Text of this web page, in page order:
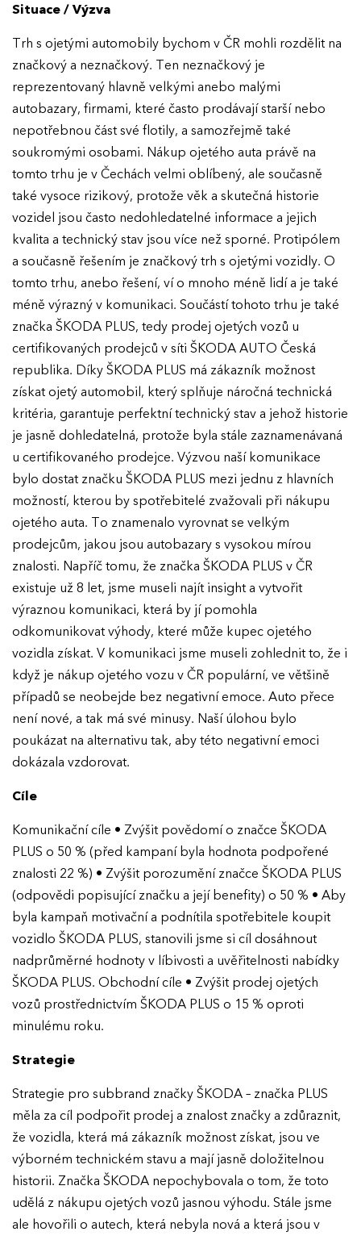
Situace / Výzva
Trh s ojetými automobily bychom v ČR mohli rozdělit na
značkový a neznačkový. Ten neznačkový je
reprezentovaný hlavně velkými anebo malými
autobazary, firmami, které často prodávají starší nebo
nepotřebnou část své flotily, a samozřejmě také
soukromými osobami. Nákup ojetého auta právě na
tomto trhu je v Čechách velmi oblíbený, ale současně
také vysoce rizikový, protože věk a skutečná historie
vozidel jsou často nedohledatelné informace a jejich
kvalita a technický stav jsou více než sporné. Protipólem
a současně řešením je značkový trh s ojetými vozidly. O
tomto trhu, anebo řešení, ví o mnoho méně lidí a je také
méně výrazný v komunikaci. Součástí tohoto trhu je také
značka ŠKODA PLUS, tedy prodej ojetých vozů u
certifikovaných prodejců v síti ŠKODA AUTO Česká
republika. Díky ŠKODA PLUS má zákazník možnost
získat ojetý automobil, který splňuje náročná technická
kritéria, garantuje perfektní technický stav a jehož historie
je jasně dohledatelná, protože byla stále zaznamenávaná
u certifikovaného prodejce. Výzvou naší komunikace
bylo dostat značku ŠKODA PLUS mezi jednu z hlavních
možností, kterou by spotřebitelé zvažovali při nákupu
ojetého auta. To znamenalo vyrovnat se velkým
prodejcům, jakou jsou autobazary s vysokou mírou
znalosti. Napříč tomu, že značka ŠKODA PLUS v ČR
existuje už 8 let, jsme museli najít insight a vytvořit
výraznou komunikaci, která by jí pomohla
odkomunikovat výhody, které může kupec ojetého
vozidla získat. V komunikaci jsme museli zohlednit to, že i
když je nákup ojetého vozu v ČR populární, ve většině
případů se neobejde bez negativní emoce. Auto přece
není nové, a tak má své minusy. Naší úlohou bylo
poukázat na alternativu tak, aby této negativní emoci
dokázala vzdorovat.
Cíle
Komunikační cíle • Zvýšit povědomí o značce ŠKODA
PLUS o 50 % (před kampaní byla hodnota podpořené
znalosti 22 %) • Zvýšit porozumění značce ŠKODA PLUS
(odpovědi popisující značku a její benefity) o 50 % • Aby
byla kampaň motivační a podnítila spotřebitele koupit
vozidlo ŠKODA PLUS, stanovili jsme si cíl dosáhnout
nadprůměrné hodnoty v líbivosti a uvěřitelnosti nabídky
ŠKODA PLUS. Obchodní cíle • Zvýšit prodej ojetých
vozů prostřednictvím ŠKODA PLUS o 15 % oproti
minulému roku.
Strategie
Strategie pro subbrand značky ŠKODA – značka PLUS
měla za cíl podpořit prodej a znalost značky a zdůraznit,
že vozidla, která má zákazník možnost získat, jsou ve
výborném technickém stavu a mají jasně doložitelnou
historii. Značka ŠKODA nepochybovala o tom, že toto
udělá z nákupu ojetých vozů jasnou výhodu. Stále jsme
ale hovořili o autech, která nebyla nová a která jsou v